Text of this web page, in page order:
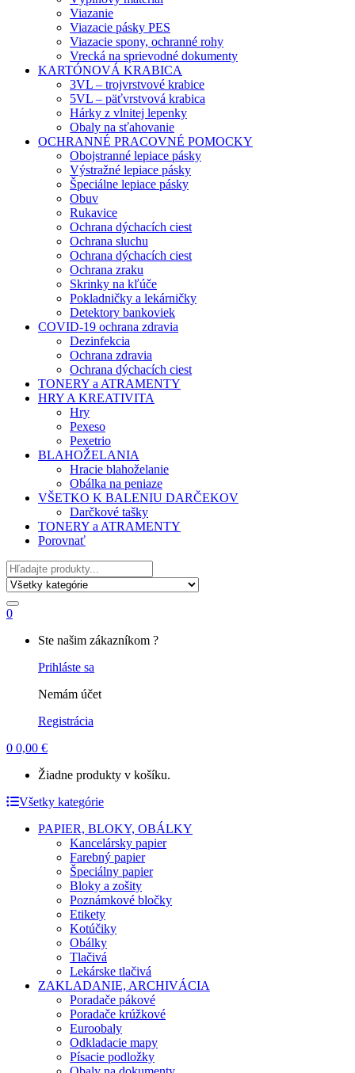
Viazanie
Viazacie pásky PES
Viazacie spony, ochranné rohy
Vrecká na sprievodné dokumenty
KARTÓNOVÁ KRABICA
3VL – trojvrstvové krabice
5VL – päťvrstvová krabica
Hárky z vlnitej lepenky
Obaly na sťahovanie
OCHRANNÉ PRACOVNÉ POMOCKY
Obojstranné lepiace pásky
Výstražné lepiace pásky
Špeciálne lepiace pásky
Obuv
Rukavice
Ochrana dýchacích ciest
Ochrana sluchu
Ochrana dýchacích ciest
Ochrana zraku
Skrinky na kľúče
Pokladničky a lekárničky
Detektory bankoviek
COVID-19 ochrana zdravia
Dezinfekcia
Ochrana zdravia
Ochrana dýchacích ciest
TONERY a ATRAMENTY
HRY A KREATIVITA
Hry
Pexeso
Pexetrio
BLAHOŽELANIA
Hracie blahoželanie
Obálka na peniaze
VŠETKO K BALENIU DARČEKOV
Darčkové tašky
TONERY a ATRAMENTY
Porovnať
Hľadať
0
Ste našim zákazníkom ?
Prihláste sa
Nemám účet
Registrácia
0 0,00 €
Žiadne produkty v košíku.
Všetky kategórie
PAPIER, BLOKY, OBÁLKY
Kancelársky papier
Farebný papier
Špeciálny papier
Bloky a zošity
Poznámkové bločky
Etikety
Kotúčiky
Obálky
Tlačivá
Lekárske tlačivá
ZAKLADANIE, ARCHIVÁCIA
Poradače pákové
Poradače krúžkové
Euroobaly
Odkladacie mapy
Písacie podložky